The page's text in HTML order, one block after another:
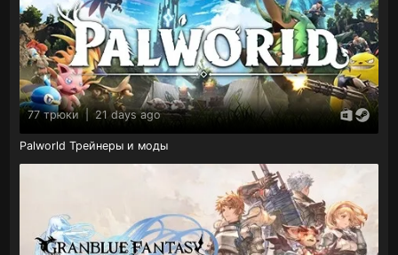
77 трюки | 21 days ago
Palworld Трейнеры и моды